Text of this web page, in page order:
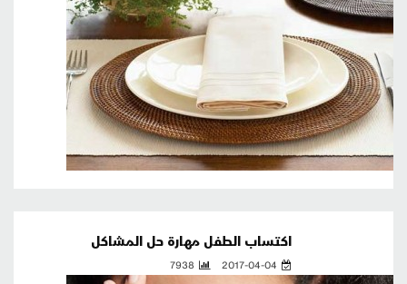
اكتساب الطفل مهارة حل المشاكل
2017-04-04
7938